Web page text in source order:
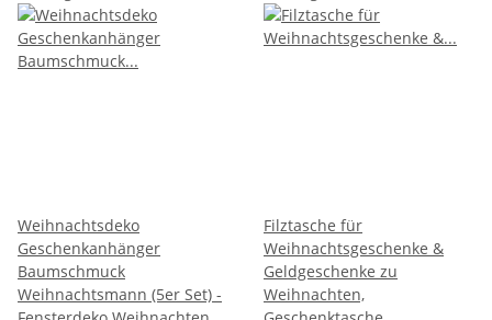
Weihnachtsdeko
Geschenkanhänger
Baumschmuck
Weihnachtsmann (5er Set) -
Filztasche für
Weihnachtsgeschenke &
Geldgeschenke zu
Weihnachten,